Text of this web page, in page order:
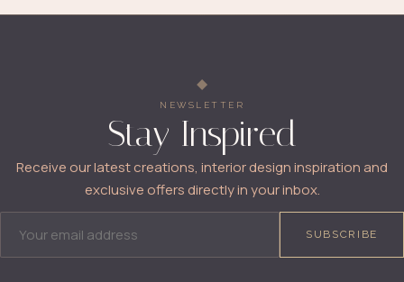
NEWSLETTER
Stay Inspired
Receive our latest creations, interior design inspiration and
exclusive offers directly in your inbox.
SUBSCRIBE